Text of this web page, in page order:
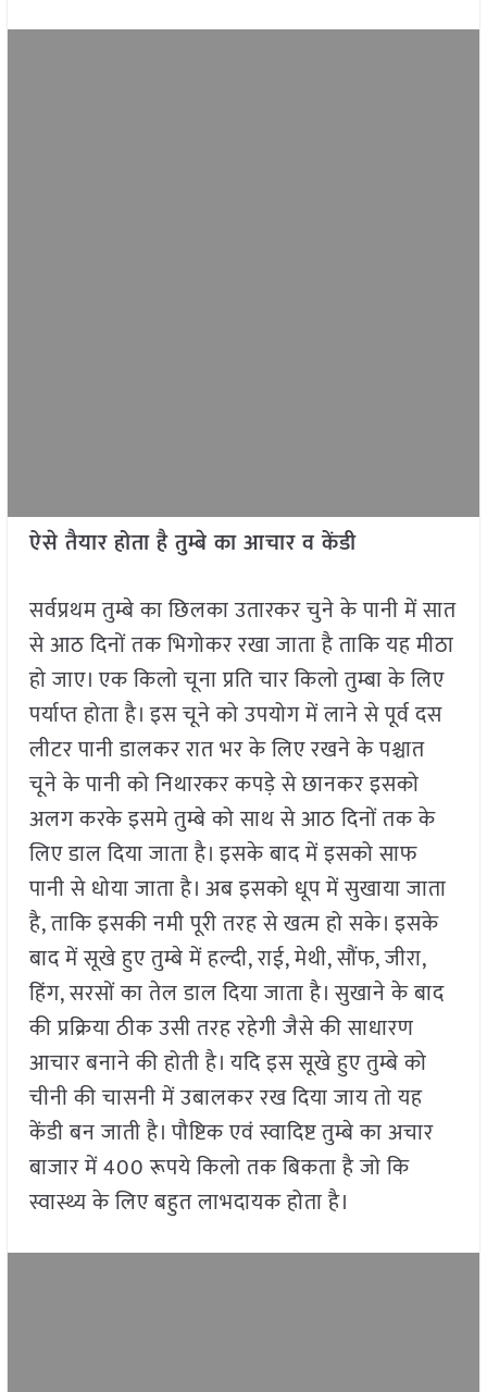
ऐसे तैयार होता है तुम्बे का आचार व केंडी
सर्वप्रथम तुम्बे का छिलका उतारकर चुने के पानी में सात
से आठ दिनों तक भिगोकर रखा जाता है ताकि यह मीठा
हो जाए। एक किलो चूना प्रति चार किलो तुम्बा के लिए
पर्याप्त होता है। इस चूने को उपयोग में लाने से पूर्व दस
लीटर पानी डालकर रात भर के लिए रखने के पश्चात
चूने के पानी को निथारकर कपड़े से छानकर इसको
अलग करके इसमे तुम्बे को साथ से आठ दिनों तक के
लिए डाल दिया जाता है। इसके बाद में इसको साफ
पानी से धोया जाता है। अब इसको धूप में सुखाया जाता
है, ताकि इसकी नमी पूरी तरह से खत्म हो सके। इसके
बाद में सूखे हुए तुम्बे में हल्दी, राई, मेथी, सौंफ, जीरा,
हिंग, सरसों का तेल डाल दिया जाता है। सुखाने के बाद
की प्रक्रिया ठीक उसी तरह रहेगी जैसे की साधारण
आचार बनाने की होती है। यदि इस सूखे हुए तुम्बे को
चीनी की चासनी में उबालकर रख दिया जाय तो यह
केंडी बन जाती है। पौष्टिक एवं स्वादिष्ट तुम्बे का अचार
बाजार में 400 रूपये किलो तक बिकता है जो कि
स्वास्थ्य के लिए बहुत लाभदायक होता है।